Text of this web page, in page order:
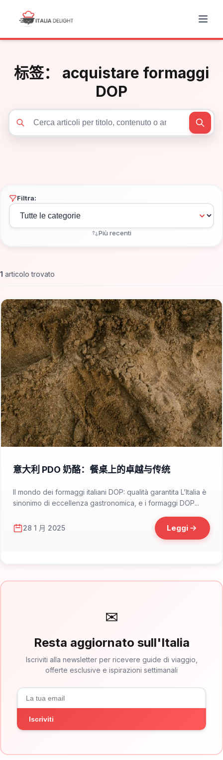
标签： acquistare formaggi
DOP
Filtra:
Più recenti
1 articolo trovato
意大利 PDO 奶酪：餐桌上的卓越与传统
Il mondo dei formaggi italiani DOP: qualità garantita L’Italia è
sinonimo di eccellenza gastronomica, e i formaggi DOP...
28 1 月 2025 Leggi
✉
Resta aggiornato sull'Italia
Iscriviti alla newsletter per ricevere guide di viaggio,
offerte esclusive e ispirazioni settimanali
Iscriviti